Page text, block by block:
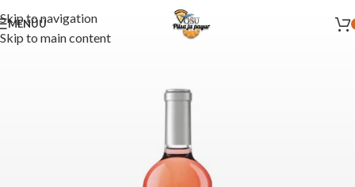
Skip to navigation
Skip to main content
MENÜÜ